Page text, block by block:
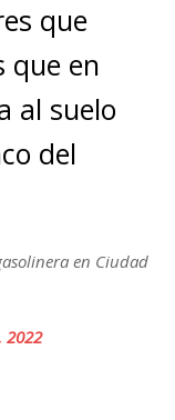
que
que en
al suelo
del
en Ciudad
2022